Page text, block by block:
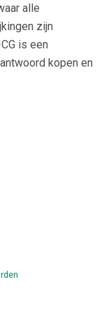
alle
zijn
is een
kopen en